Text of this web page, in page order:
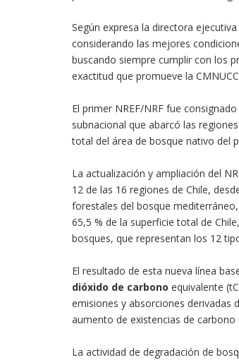
Según expresa la directora
considerando las mejores
buscando siempre cumplir con los
exactitud que promueve la
El primer NREF/NRF fue
subnacional que abarcó las
total del área de bosque nativo del
La actualización y ampliación del
12 de las 16 regiones de Chile,
forestales del bosque
65,5 % de la superficie total de
bosques, que representan los 12
El resultado de esta nueva línea
dióxido de carbono equivalente
emisiones y absorciones derivadas
aumento de existencias de
La actividad de degradación de